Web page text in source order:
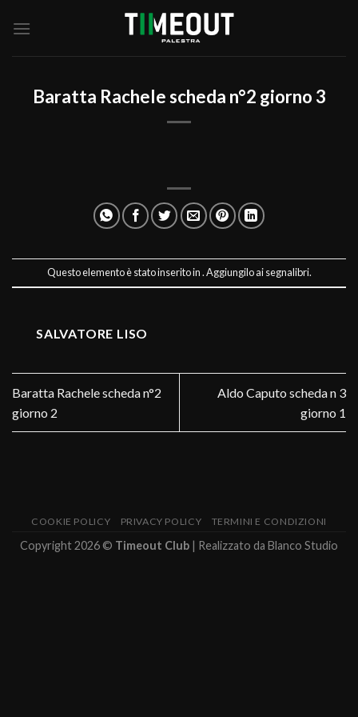
Baratta Rachele scheda n°2 giorno 3
Questo elemento è stato inserito in . Aggiungilo aisegnalibri.
SALVATORE LISO
Baratta Rachele scheda n°2
giorno 2
Aldo Caputo scheda n 3
giorno 1
COOKIE POLICY PRIVACY POLICY TERMINI E CONDIZIONI
Copyright 2026 © Timeout Club | Realizzato da Blanco Studio